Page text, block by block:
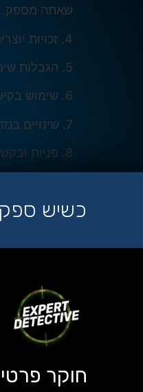
שאתה מספק.
4. זכויות יוצרים:
5. הגבלות שימוש:
6. שימוש בקישורים:
7. שינויים במדיניות האתר:
8. פניות ובקשות:
כשיש
חוקר פרטי